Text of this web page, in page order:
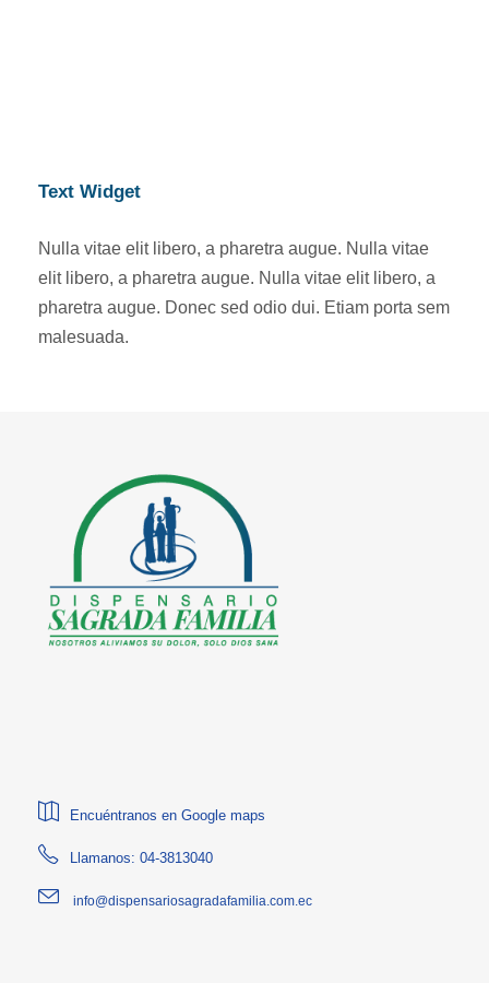
Text Widget
Nulla vitae elit libero, a pharetra augue. Nulla vitae
elit libero, a pharetra augue. Nulla vitae elit libero, a
pharetra augue. Donec sed odio dui. Etiam porta sem
malesuada.
Encuéntranos en Google maps
Llamanos: 04-3813040
info@dispensariosagradafamilia.com.ec